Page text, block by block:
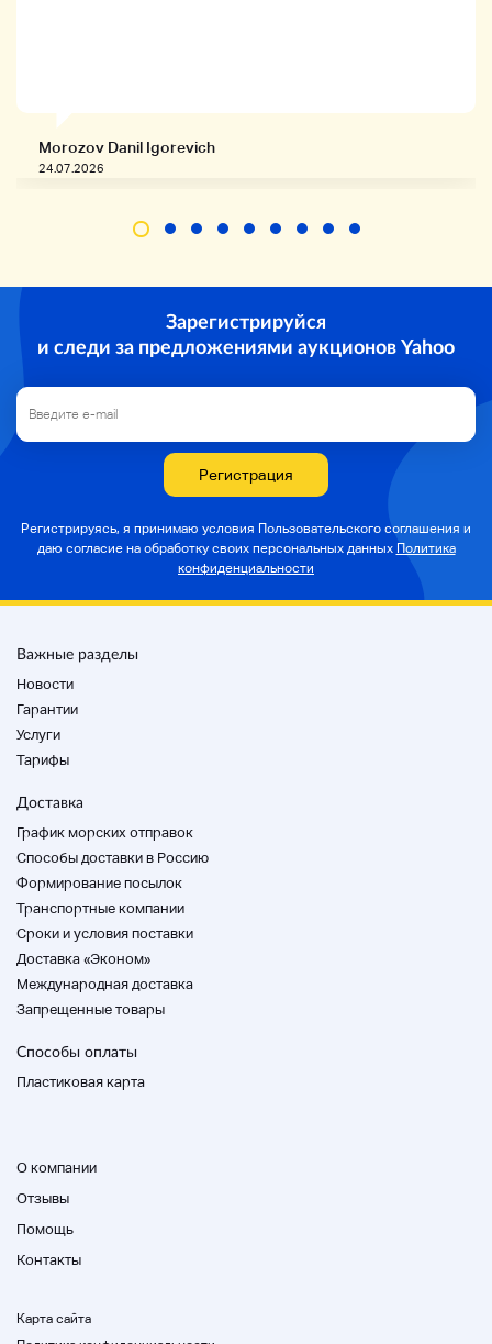
Состояние
• Расследование продукции
ПродуктыВторой уличный банк Фукуока
Шимохара
Мы продаем его в магазине. Запросы о продуктах
Контактный номер 2338162693609
скажи нам.
■ Хранить информацию
Morozov Danil Igorevich
24.07.2026
Зарегистрируйся
и следи за предложениями аукционов Yahoo
Регистрация
Регистрируясь, я принимаю условия Пользовательского соглашения и
даю согласие на обработку своих персональных данных Политика
конфиденциальности
Важные разделы
Новости
Гарантии
Услуги
Тарифы
Доставка
График морских отправок
Способы доставки в Россию
Формирование посылок
Транспортные компании
Cроки и условия поставки
Доставка «Эконом»
Международная доставка
Запрещенные товары
Способы оплаты
Пластиковая карта
О компании
Отзывы
Помощь
Контакты
Карта сайта